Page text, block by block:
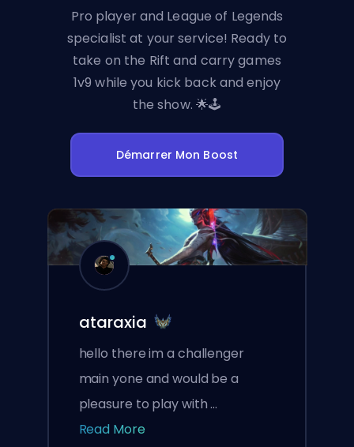
Pro player and League of Legends
specialist at your service! Ready to
take on the Rift and carry games
1v9 while you kick back and enjoy
the show. 🌟🕹️
Démarrer Mon Boost
ataraxia
hello there im a challenger
main yone and would be a
pleasure to play with ...
Read More